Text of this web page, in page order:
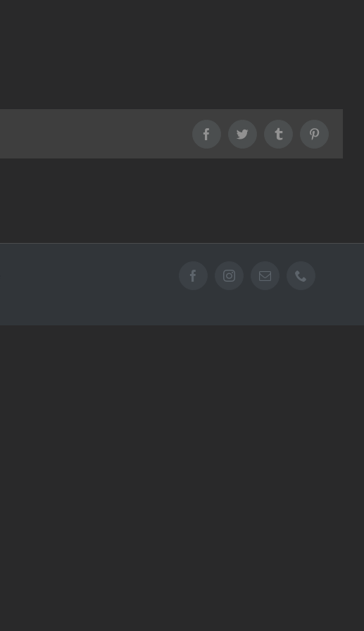
FacebookTwitter Tumblr
FacebookInstagramEmail